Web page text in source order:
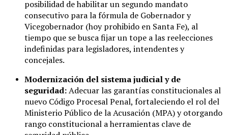
posibilidad de habilitar un segundo mandato
consecutivo para la fórmula de Gobernador y
Vicegobernador (hoy prohibido en Santa Fe), al
tiempo que se busca fijar un tope a las reelecciones
indefinidas para legisladores, intendentes y
concejales.
Modernización del sistema judicial y de
seguridad:Adecuar las garantías constitucionales al
nuevo Código Procesal Penal, fortaleciendo el rol del
Ministerio Público de la Acusación (MPA) y otorgando
rango constitucional a herramientas clave de